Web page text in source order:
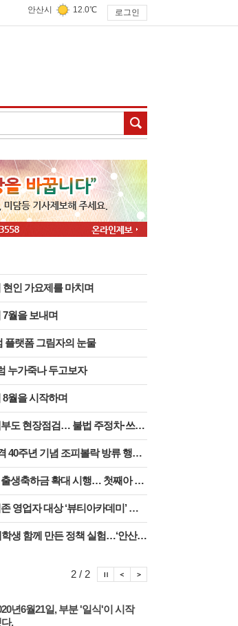
안산시 12.0℃ 로그인
현인 가요제를 마치며
7월을 보내며
플랫폼 그림자의 눈물
누가죽나 두고보자
8월을 시작하며
장점검… 불법 주정차·쓰레기 무단투기 집중 관리
40주년 기념 조피볼락 방류 행사 개최
축하금 확대 시행… 첫째아 200만 원 지원
업자 대상 ‘뷰티아카데미’ 교육생 모집
함께 만든 정책 실험…‘안산 임팩트 챌린지’ 성료
년6월21일, 부분 '일식'이 시작
.
2 / 2 포토이슈 이전보기
포토이슈 정지